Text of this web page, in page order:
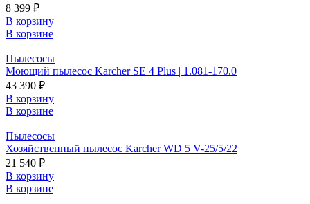
8 399 ₽
В корзину
В корзине
Пылесосы
Моющий пылесос Karcher SE 4 Plus | 1.081-170.0
43 390 ₽
В корзину
В корзине
Пылесосы
Хозяйственный пылесос Karcher WD 5 V-25/5/22
21 540 ₽
В корзину
В корзине